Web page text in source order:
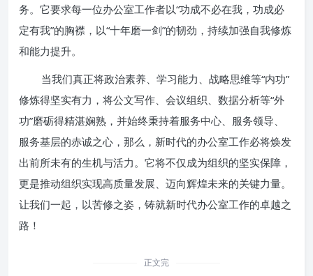
务。它要求每一位办公室工作者以“功成不必在我，功成必
定有我”的胸襟，以“十年磨一剑”的韧劲，持续加强自我修炼
和能力提升。
当我们真正将政治素养、学习能力、战略思维等“内功”
修炼得坚实有力，将公文写作、会议组织、数据分析等“外
功”磨砺得精湛娴熟，并始终秉持着服务中心、服务领导、
服务基层的赤诚之心，那么，新时代的办公室工作必将焕发
出前所未有的生机与活力。它将不仅成为组织的坚实保障，
更是推动组织实现高质量发展、迈向辉煌未来的关键力量。
让我们一起，以苦修之姿，铸就新时代办公室工作的卓越之
路！
正文完